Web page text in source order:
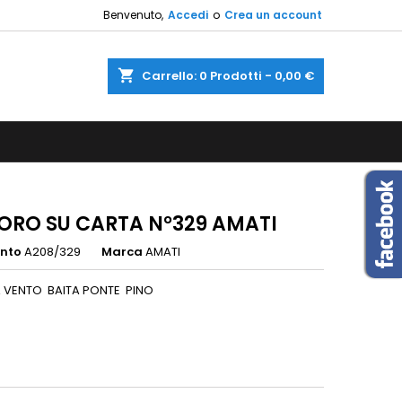
Benvenuto, Accedi o Crea un account
shopping_cart Carrello: 0 Prodotti - 0,00 €
SU CARTA N°329 AMATI
A208/329 Marca AMATI
VENTO BAITA PONTE PINO